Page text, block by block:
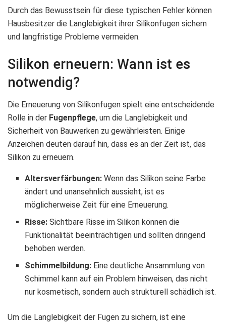
Durch das Bewusstsein für diese typischen Fehler können
Hausbesitzer die Langlebigkeit ihrer Silikonfugen sichern
und langfristige Probleme vermeiden.
Silikon erneuern: Wann ist es
notwendig?
Die Erneuerung von Silikonfugen spielt eine entscheidende
Rolle in der Fugenpflege, um die Langlebigkeit und
Sicherheit von Bauwerken zu gewährleisten. Einige
Anzeichen deuten darauf hin, dass es an der Zeit ist, das
Silikon zu erneuern.
Altersverfärbungen: Wenn das Silikon seine Farbe
ändert und unansehnlich aussieht, ist es
möglicherweise Zeit für eine Erneuerung.
Risse: Sichtbare Risse im Silikon können die
Funktionalität beeinträchtigen und sollten dringend
behoben werden.
Schimmelbildung: Eine deutliche Ansammlung von
Schimmel kann auf ein Problem hinweisen, das nicht
nur kosmetisch, sondern auch strukturell schädlich ist.
Um die Langlebigkeit der Fugen zu sichern, ist eine